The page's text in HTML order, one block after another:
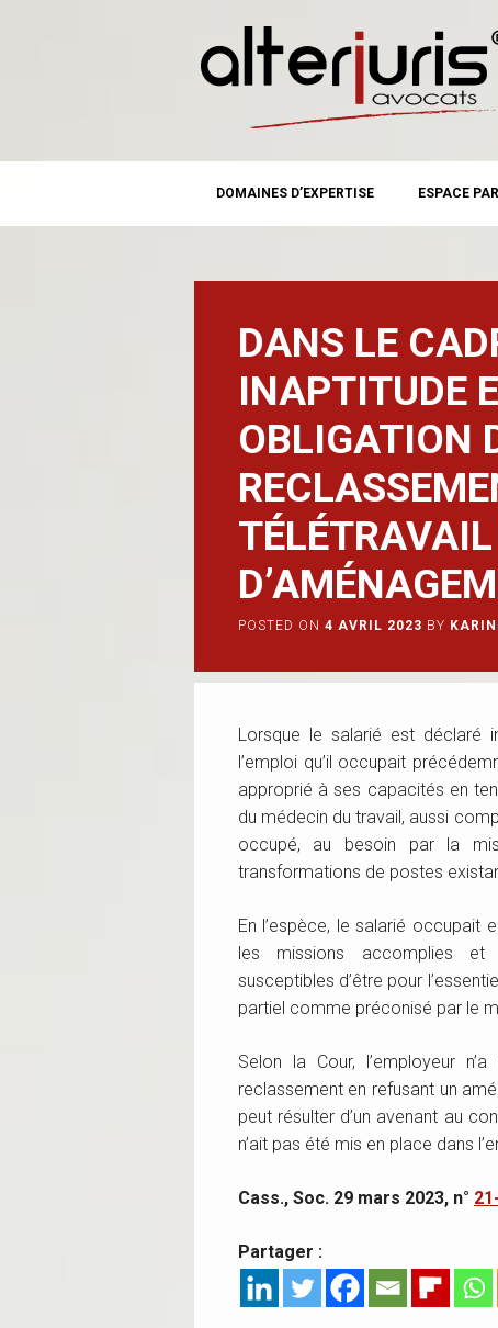
MAIN MENU
content
DOMAINES D’EXPERTISE ESPACE
DANS LE
INAPTITUDE
OBLIGATION
POSTED ON 4 AVRIL 2023 BY
Lorsque le salarié est déclaré
l’emploi qu’il occupait
approprié à ses capacités en
du médecin du travail, aussi
occupé, au besoin par la
transformations de postes
En l’espèce, le salarié occupait
les missions accomplies et
susceptibles d’être pour
partiel comme préconisé par le
Selon la Cour, l’employeur
reclassement en refusant un
peut résulter d’un avenant au
n’ait pas été mis en place dans
Cass., Soc. 29 mars 2023, n°
Partager :